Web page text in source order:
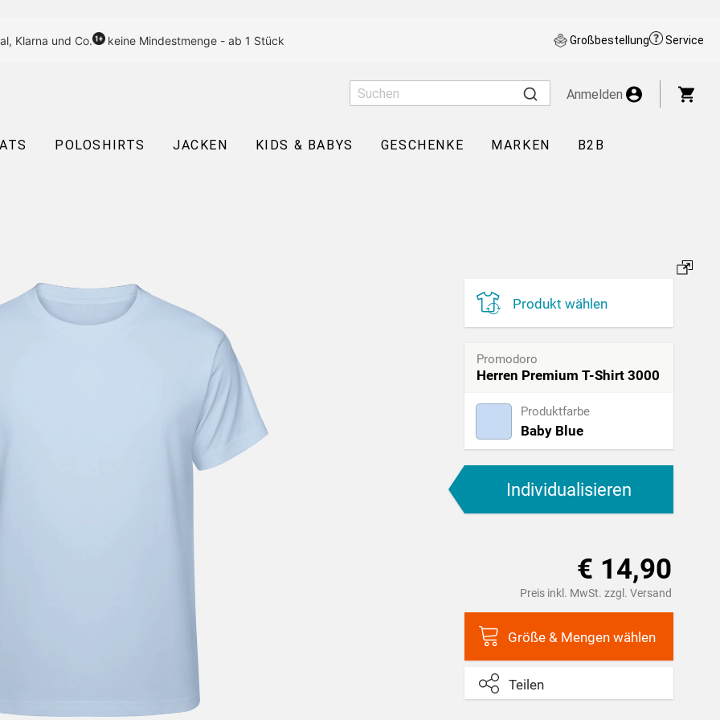
Klarna und Co. keine Mindestmenge - ab 1 Stück Großbestellung Service
Anmelden
POLOSHIRTS JACKEN KIDS & BABYS GESCHENKE MARKEN
B2B
Produkt wählen
Promodoro
Herren Premium T-Shirt 3000
Produktfarbe
Baby Blue
Individualisieren
€ 14,90
Preis inkl. MwSt. zzgl. Versand
Größe & Mengen wählen
Teilen